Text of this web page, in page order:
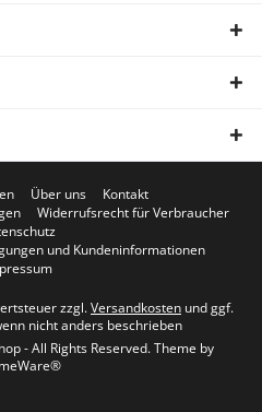
Über uns
Kontakt
Widerrufsrecht für Verbraucher
und Kundeninformationen
zzgl.Versandkosten und ggf.
nicht anders beschrieben
- All Rights Reserved. Theme by